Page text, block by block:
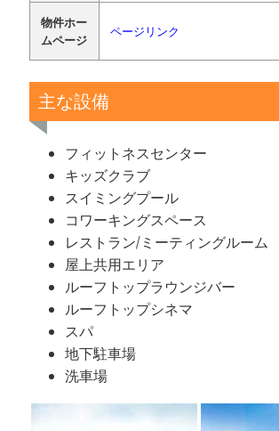
物件ホー
ムページ
ページリンク
主な設備
フィットネスセンター
キッズクラブ
スイミングプール
コワーキングスペース
レストラン/ミーティングルーム
屋上共用エリア
ルーフトップラウンジバー
ルーフトップシネマ
スパ
地下駐車場
洗車場